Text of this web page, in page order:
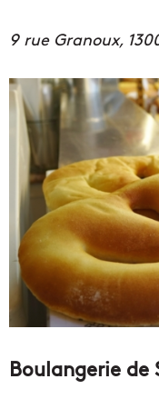
9 rue Granoux,
Boulangerie de